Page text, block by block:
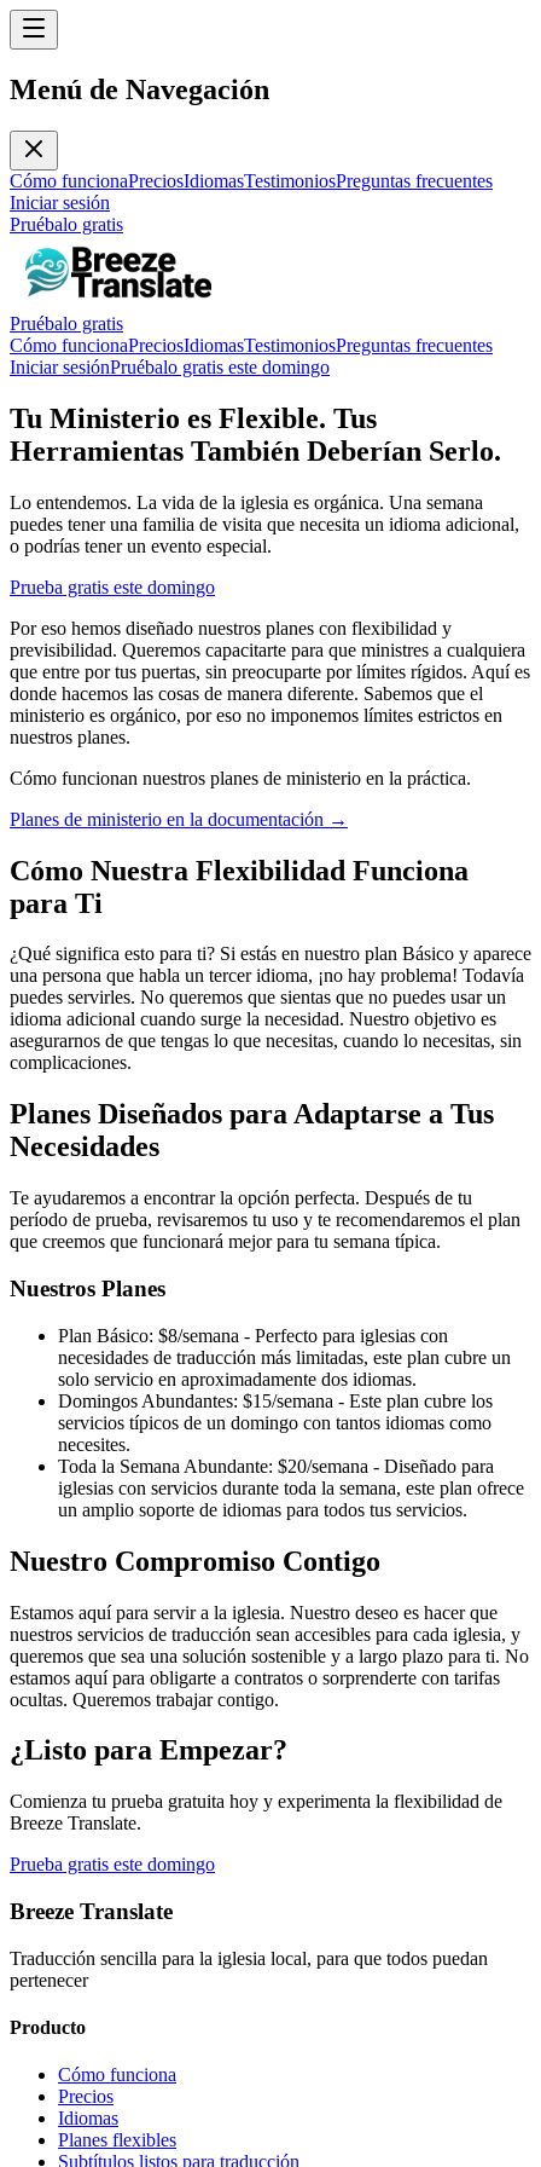
Menú de Navegación
Cómo funcionaPreciosIdiomasTestimoniosPreguntas frecuentes
Iniciar sesión
Pruébalo gratis
Pruébalo gratis
Cómo funcionaPreciosIdiomasTestimoniosPreguntas frecuentes
Iniciar sesiónPruébalo gratis este domingo
Tu Ministerio es Flexible. Tus
Herramientas También Deberían Serlo.
Lo entendemos. La vida de la iglesia es orgánica. Una semana
puedes tener una familia de visita que necesita un idioma adicional,
o podrías tener un evento especial.
Prueba gratis este domingo
Por eso hemos diseñado nuestros planes con flexibilidad y
previsibilidad. Queremos capacitarte para que ministres a cualquiera
que entre por tus puertas, sin preocuparte por límites rígidos. Aquí es
donde hacemos las cosas de manera diferente. Sabemos que el
ministerio es orgánico, por eso no imponemos límites estrictos en
nuestros planes.
Cómo funcionan nuestros planes de ministerio en la práctica.
Planes de ministerio en la documentación →
Cómo Nuestra Flexibilidad Funciona
para Ti
¿Qué significa esto para ti? Si estás en nuestro plan Básico y aparece
una persona que habla un tercer idioma, ¡no hay problema! Todavía
puedes servirles. No queremos que sientas que no puedes usar un
idioma adicional cuando surge la necesidad. Nuestro objetivo es
asegurarnos de que tengas lo que necesitas, cuando lo necesitas, sin
complicaciones.
Planes Diseñados para Adaptarse a Tus
Necesidades
Te ayudaremos a encontrar la opción perfecta. Después de tu
período de prueba, revisaremos tu uso y te recomendaremos el plan
que creemos que funcionará mejor para tu semana típica.
Nuestros Planes
Plan Básico: $8/semana - Perfecto para iglesias con
necesidades de traducción más limitadas, este plan cubre un
solo servicio en aproximadamente dos idiomas.
Domingos Abundantes: $15/semana - Este plan cubre los
servicios típicos de un domingo con tantos idiomas como
necesites.
Toda la Semana Abundante: $20/semana - Diseñado para
iglesias con servicios durante toda la semana, este plan ofrece
un amplio soporte de idiomas para todos tus servicios.
Nuestro Compromiso Contigo
Estamos aquí para servir a la iglesia. Nuestro deseo es hacer que
nuestros servicios de traducción sean accesibles para cada iglesia, y
queremos que sea una solución sostenible y a largo plazo para ti. No
estamos aquí para obligarte a contratos o sorprenderte con tarifas
ocultas. Queremos trabajar contigo.
¿Listo para Empezar?
Comienza tu prueba gratuita hoy y experimenta la flexibilidad de
Breeze Translate.
Prueba gratis este domingo
Breeze Translate
Traducción sencilla para la iglesia local, para que todos puedan
pertenecer
Producto
Cómo funciona
Precios
Idiomas
Planes flexibles
Subtítulos listos para traducción